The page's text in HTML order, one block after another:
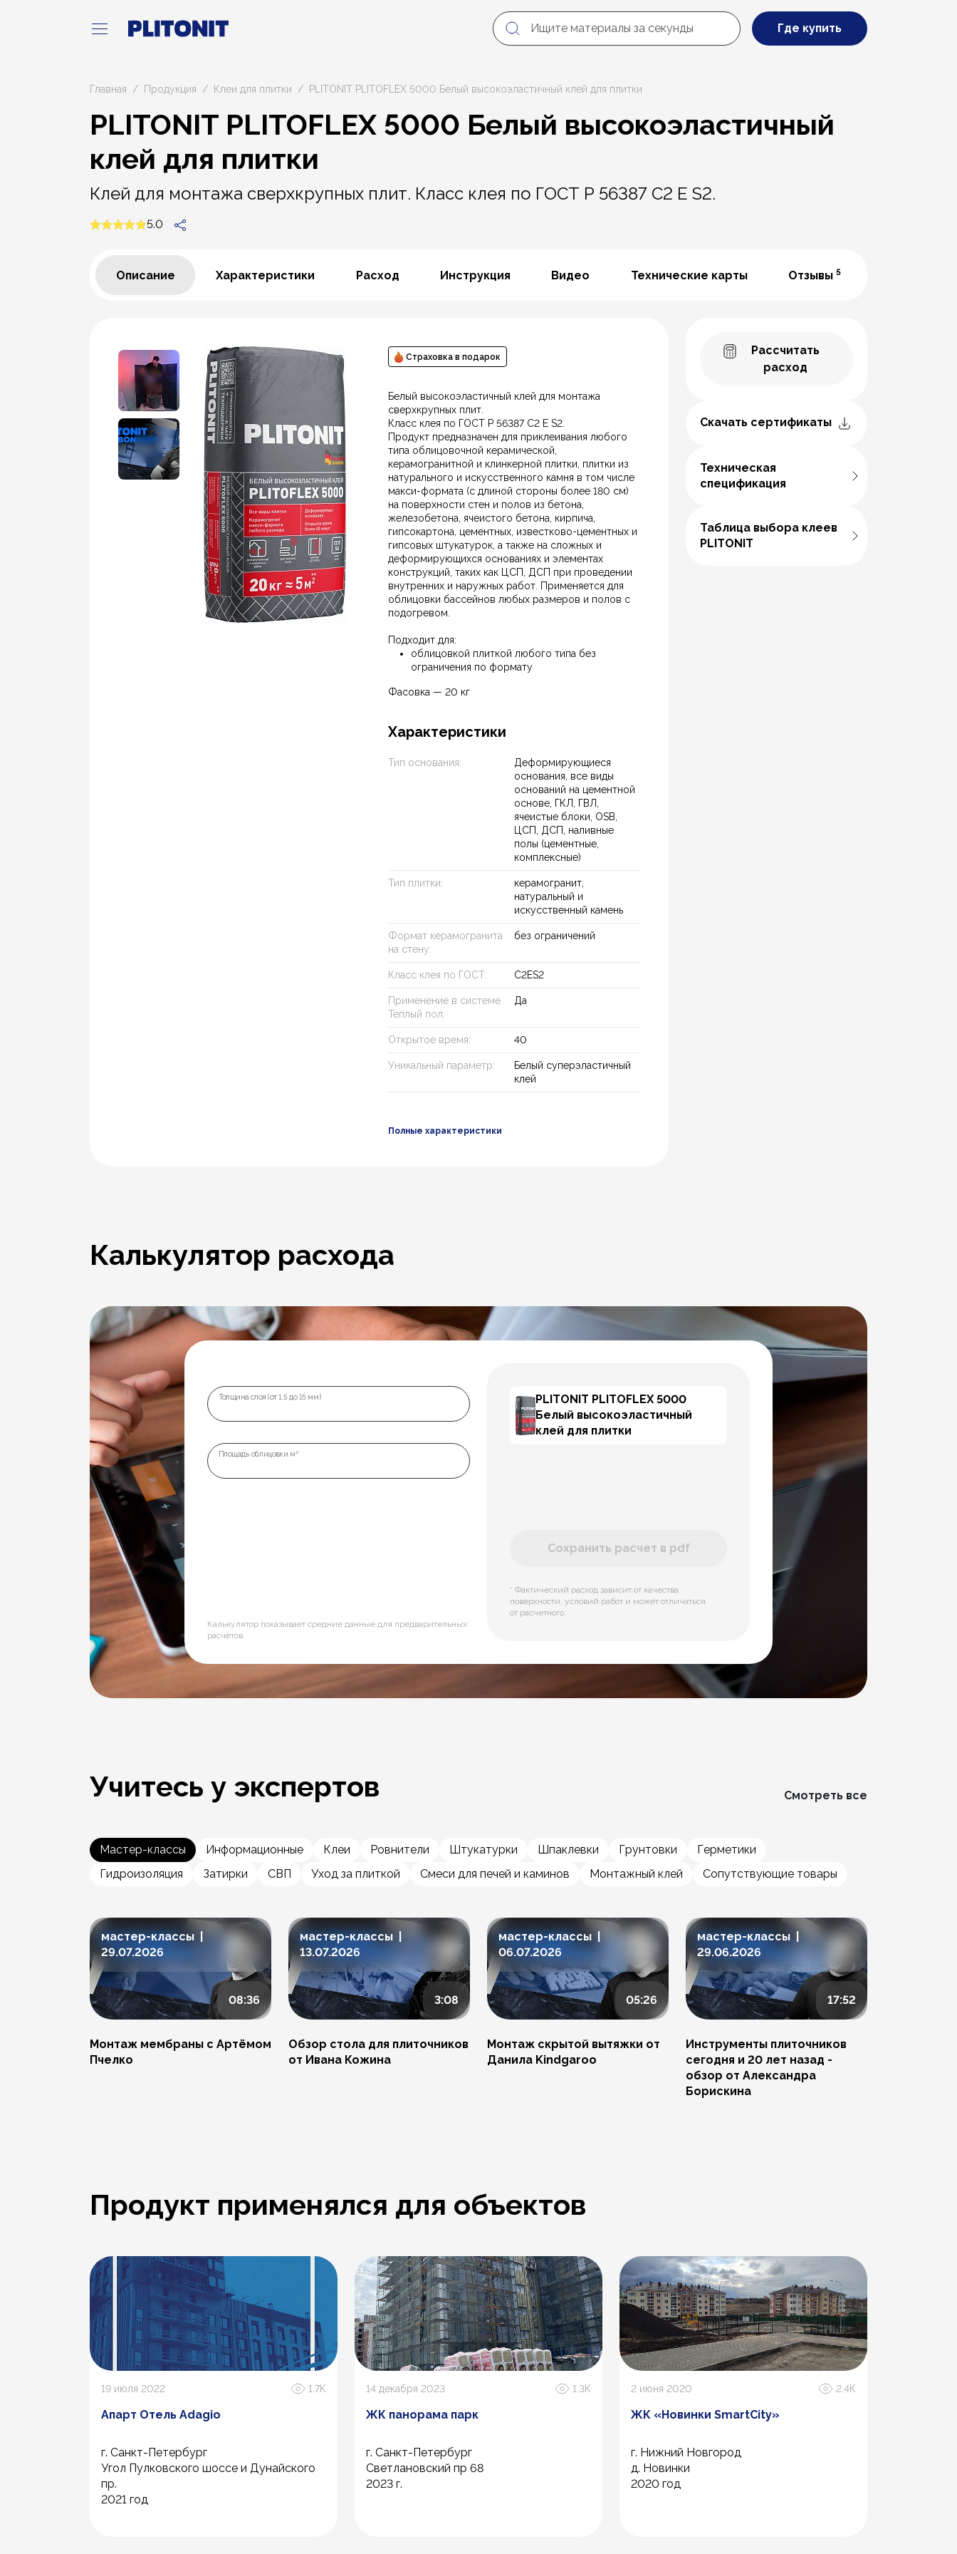
Где купить
Главная Продукция Клеи для плитки PLITONIT PLITOFLEX 5000 Белый высокоэластичный клей для плитки
PLITONIT PLITOFLEX 5000 Белый высокоэластичный
клей для плитки
Клей для монтажа сверхкрупных плит. Класс клея по ГОСТ Р 56387 C2 E S2.
5.0
Описание Характеристики Расход Инструкция Видео Технические карты Отзывы5
Страховка в подарок
Белый высокоэластичный клей для монтажа
сверхкрупных плит.
Класс клея по ГОСТ Р 56387 C2 E S2.
Продукт предназначен для приклеивания любого
типа облицовочной керамической,
керамогранитной и клинкерной плитки, плитки из
натурального и искусственного камня в том числе
макси-формата (с длиной стороны более 180 см)
на поверхности стен и полов из бетона,
железобетона, ячеистого бетона, кирпича,
гипсокартона, цементных, известково-цементных и
гипсовых штукатурок, а также на сложных и
деформирующихся основаниях и элементах
конструкций, таких как ЦСП, ДСП при проведении
внутренних и наружных работ. Применяется для
облицовки бассейнов любых размеров и полов с
подогревом.
Подходит для:
облицовкой плиткой любого типа без
ограничения по формату
Фасовка — 20 кг
Характеристики
Тип основания:
Деформирующиеся
основания, все виды
оснований на цементной
основе, ГКЛ, ГВЛ,
ячеистые блоки, OSB,
ЦСП, ДСП, наливные
полы (цементные,
комплексные)
Тип плитки:
керамогранит,
натуральный и
искусственный камень
Формат керамогранита
на стену:
без ограничений
Класс клея по ГОСТ: C2ES2
Применение в системе
Теплый пол:
Да
Открытое время: 40
Уникальный параметр:
Белый суперэластичный
клей
Полные характеристики
Рассчитать
расход
Скачать сертификаты
Техническая
спецификация
Таблица выбора клеев
PLITONIT
Калькулятор расхода
Толщина слоя (от 1,5 до 15 мм)
Площадь облицовки м²
Калькулятор показывает средние данные для предварительных
расчётов.
PLITONIT PLITOFLEX 5000
Белый высокоэластичный
клей для плитки
Сохранить расчет в pdf
* Фактический расход зависит от качества
поверхности, условий работ и может отличаться
от расчетного.
Учитесь у экспертов Смотреть все
Мастер-классы Информационные Клеи Ровнители Штукатурки Шпаклевки Грунтовки
Герметики
Гидроизоляция
Затирки СВП Уход за плиткой Смеси для печей и каминов Монтажный клей Сопутствующие товары
мастер-классы |
29.07.2026
08:36
Монтаж мембраны с Артёмом
Пчелко
мастер-классы |
13.07.2026
3:08
Обзор стола для плиточников
от Ивана Кожина
мастер-классы |
06.07.2026
05:26
Монтаж скрытой вытяжки от
Данила Kindgaroo
мастер-классы |
29.06.2026
17:52
Инструменты плиточников
сегодня и 20 лет назад -
обзор от Александра
Борискина
Продукт применялся для объектов
19 июля 2022 1.7К
Апарт Отель Adagio
г. Санкт-Петербург
Угол Пулковского шоссе и Дунайского
пр.
2021 год
14 декабря 2023 1.3К
ЖК панорама парк
г. Санкт-Петербург
Светлановский пр 68
2023 г.
2 июня 2020 2.4К
ЖК «Новинки SmartCity»
г. Нижний Новгород
д. Новинки
2020 год